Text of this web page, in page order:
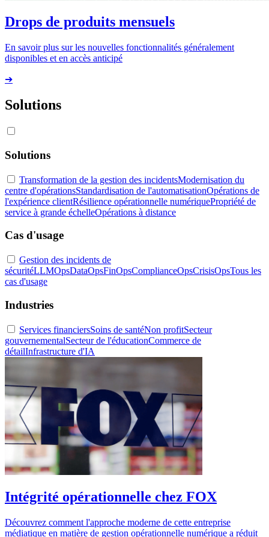
Drops de produits mensuels
En savoir plus sur les nouvelles fonctionnalités généralement
disponibles et en accès anticipé
➔
Solutions
Solutions
Transformation de la gestion des incidentsModernisation du
centre d'opérationsStandardisation de l'automatisationOpérations de
l'expérience clientRésilience opérationnelle numériquePropriété de
service à grande échelleOpérations à distance
Cas d'usage
Gestion des incidents de
sécuritéLLMOpsDataOpsFinOpsComplianceOpsCrisisOpsTous les
cas d'usage
Industries
Services financiersSoins de santéNon profitSecteur
gouvernementalSecteur de l'éducationCommerce de
détailInfrastructure d'IA
Intégrité opérationnelle chez FOX
Découvrez comment l'approche moderne de cette entreprise
médiatique en matière de gestion opérationnelle numérique a réduit